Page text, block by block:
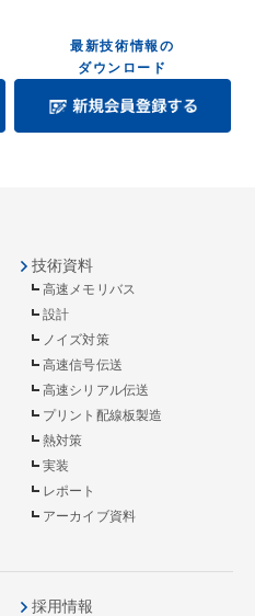
最新技術情報の
ダウンロード
技術資料
高速メモリバス
設計
ノイズ対策
高速信号伝送
高速シリアル伝送
プリント配線板製造
熱対策
実装
レポート
アーカイブ資料
採用情報